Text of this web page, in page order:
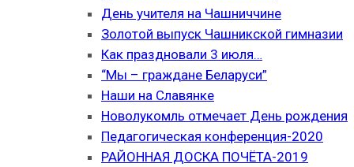
День учителя на Чашниччине
Золотой выпуск Чашникской гимназии
Как праздновали 3 июля…
“Мы – граждане Беларуси”
Наши на Славянке
Новолукомль отмечает День рождения
Педагогическая конференция-2020
РАЙОННАЯ ДОСКА ПОЧЁТА-2019